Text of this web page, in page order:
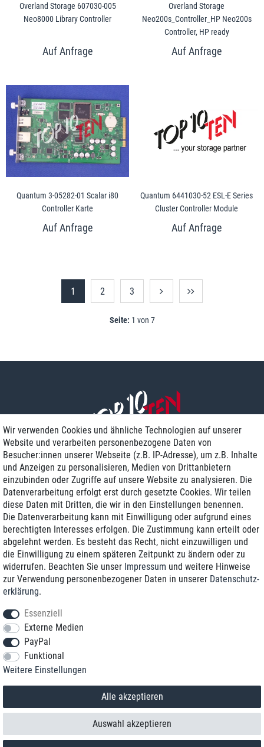
Overland Storage 607030-005
Neo8000 Library Controller
Overland Storage
Neo200s_Controller_HP Neo200s
Controller, HP ready
Quantum 3-05282-01 Scalar i80
Controller Karte
Quantum 6441030-52 ESL-E Series
Cluster Controller Module
1 2 3
Seite: 1 von 7
Zustellung am nächsten Werktag
Günstiger Versand
Generalüberholt mit Garantie
+49 8989 96160*
*Sie erreichen uns zum Ortstarif von Montag bis Freitag von 9 Uhr - 18 Uhr.
© 2018 TOP TEN Computervertrieb GmbH
Wir verwenden Cookies und ähnliche Technologien auf unserer
Website und verarbeiten personenbezogene Daten von
Besucher:innen unserer Webseite (z.B. IP-Adresse), um z.B. Inhalte
und Anzeigen zu personalisieren, Medien von Drittanbietern
einzubinden oder Zugriffe auf unsere Website zu analysieren. Die
Datenverarbeitung erfolgt erst durch gesetzte Cookies. Wir teilen
diese Daten mit Dritten, die wir in den Einstellungen benennen.
Die Datenverarbeitung kann mit Einwilligung oder aufgrund eines
berechtigten Interesses erfolgen. Die Zustimmung kann erteilt oder
abgelehnt werden. Es besteht das Recht, nicht einzuwilligen und
die Einwilligung zu einem späteren Zeitpunkt zu ändern oder zu
widerrufen. Beachten Sie unser Impressum und weitere Hinweise
zur Verwendung personenbezogener Daten in unserer Daten­schutz­
erklärung.
Essenziell
Externe Medien
PayPal
Funktional
Weitere Einstellungen
Alle akzeptieren
Auswahl akzeptieren